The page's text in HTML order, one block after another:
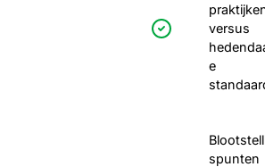
versus
e
spunten